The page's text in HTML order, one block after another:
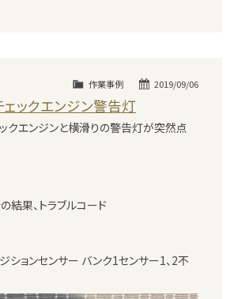
2019/09/06
作業事例
ックエンジン警告灯
クエンジンと横滑りの警告灯が突然点
結果、トラブルコード
ションセンサー バンク1センサー1、2不